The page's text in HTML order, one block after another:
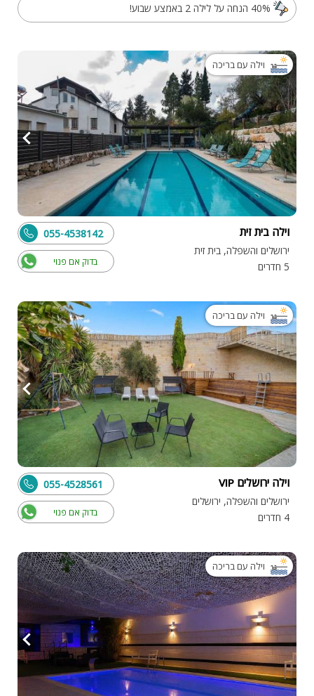
40% הנחה על לילה 2 באמצע שבוע!
וילה עם בריכה
וילה בית זית
ירושלים והשפלה, בית זית
5 חדרים
בדוק אם פנוי
055-4538142
וילה עם בריכה
וילה ירושלים VIP
ירושלים והשפלה, ירושלים
4 חדרים
בדוק אם פנוי
055-4528561
וילה עם בריכה